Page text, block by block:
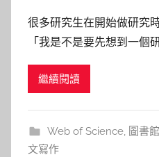
巴
詠
很多研究生在開始做研究
「我是不是要先想到一個
文獻與理解研究脈絡的過
的心理健康？ 當他開始查
繼續閱讀
Web of Science, 圖書
文寫作